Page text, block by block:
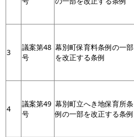
3
議案第48
号
幕別町保育料条例の一部
を改正する条例
4
議案第49
号
幕別町立へき地保育所条
例の一部を改正する条例